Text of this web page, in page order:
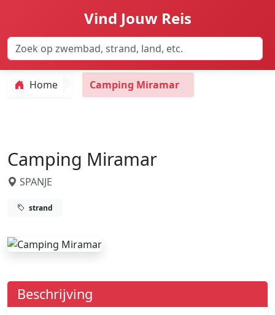
Vind Jouw Reis
Home Camping Miramar
Camping Miramar
SPANJE
strand
Beschrijving